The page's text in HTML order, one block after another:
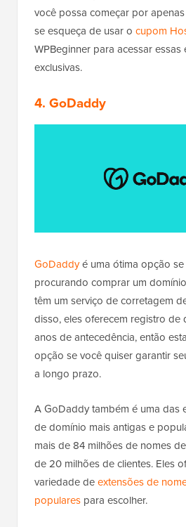
você possa começar por apenas
se esqueça de usar o cupom
WPBeginner para acessar essas
exclusivas.
4. GoDaddy
GoDaddyé uma ótima opção se
procurando comprar um
têm um serviço de corretagem
disso, eles oferecem registro de
anos de antecedência, então
opção se você quiser garantir
a longo prazo.
A GoDaddy também é uma das
de domínio mais antigas e
mais de 84 milhões de nomes
de 20 milhões de clientes. Eles
variedade deextensões de
populares para escolher.